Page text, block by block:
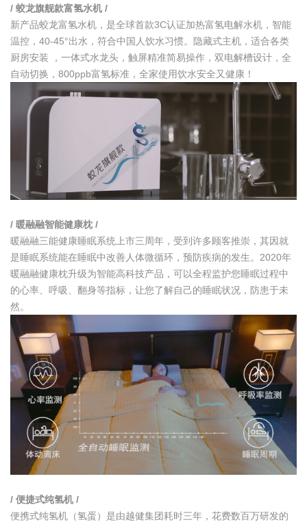
/ 蛟龙旗舰款富氢水机 /
新产品蛟龙富氢水机，是全球首款3C认证加热富氢电解水机，智能
温控，40-45°出水，符合中国人饮水习惯。隐藏式主机，适合各类
厨房安装 ，一体式水龙头，触屏精准简易操作，双电解槽设计，全
自动切换，800ppb富氢标准，全家使用饮水安全又健康！
/ 暖融融智能健康枕 /
暖融融三能健康睡眠系统上市三周年，受到许多顾客推崇，其因就
是睡眠系统能在睡眠中改善人体微循环，预防疾病的发生。2020年
暖融融健康枕升级为智能高科技产品，可以全程监护您睡眠过程中
的心率、呼吸、翻身等指标，让您了解自己的睡眠状况，防患于未
然。
/ 便捷式纯氢机 /
便携式纯氢机（氢蛋）是由越健集团耗时三年，花费数百万研发的